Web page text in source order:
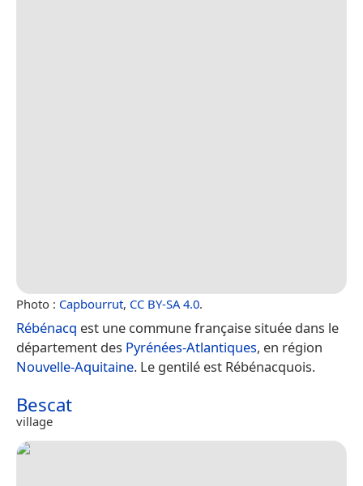
Photo : Capbourrut, CC BY-SA 4.0.
Rébénacq est une commune française située dans le
département des Pyrénées-Atlantiques, en région
Nouvelle-Aquitaine. Le gentilé est Rébénacquois.
Bescat
village